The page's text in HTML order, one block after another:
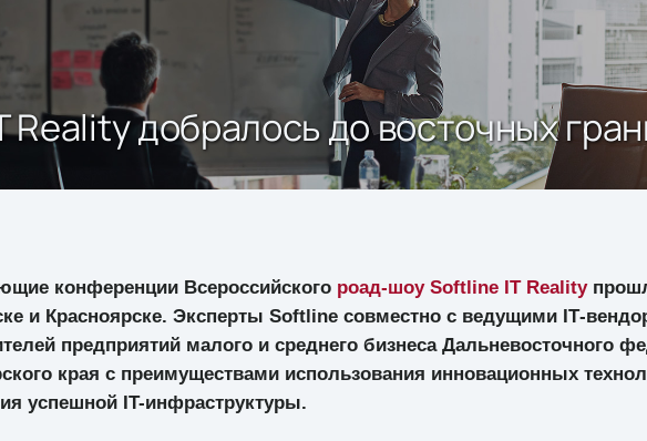
добралось до восточных
конференции Всероссийского роад-шоу Softline IT Reality
и Красноярске. Эксперты Softline совместно с ведущими IТ-
предприятий малого и среднего бизнеса Дальневосточного
края с преимуществами использования инновационных
успешной IT-инфраструктуры.